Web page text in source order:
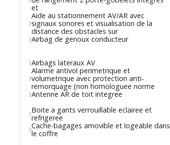
et
Aide au stationnement AV/AR avec
signaux sonores et visualisation de la
distance des obstacles sur
Airbag de genoux conducteur
Airbags lateraux AV
Alarme antivol perimetrique et
volumetrique avec protection anti-
remorquage (non homologuee norme
Antenne AR de toit integree
Boite a gants verrouillable eclairee et
refrigeree
Cache-bagages amovible et logeable dans
le coffre